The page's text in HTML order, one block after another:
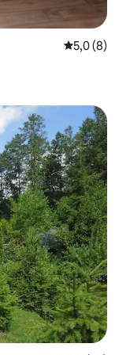
55,0 (8)